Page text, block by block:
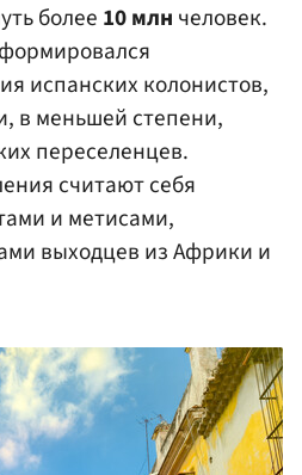
более 10 млн человек.
испанских колонистов,
в меньшей степени,
переселенцев.
считают себя
и метисами,
выходцев из Африки и